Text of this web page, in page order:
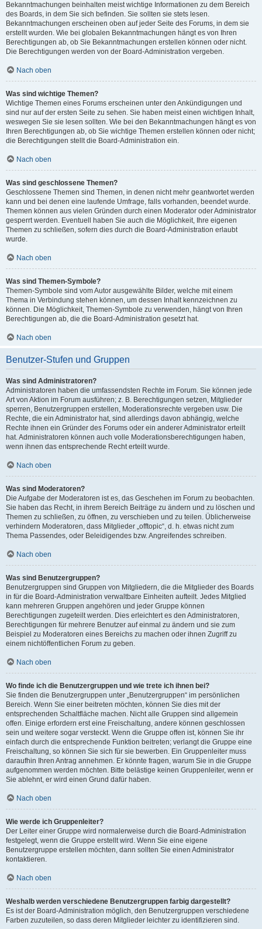
Bekanntmachungen beinhalten meist wichtige Informationen zu dem Bereich
des Boards, in dem Sie sich befinden. Sie sollten sie stets lesen.
Bekanntmachungen erscheinen oben auf jeder Seite des Forums, in dem sie
erstellt wurden. Wie bei globalen Bekanntmachungen hängt es von Ihren
Berechtigungen ab, ob Sie Bekanntmachungen erstellen können oder nicht.
Die Berechtigungen werden von der Board-Administration vergeben.
Nach oben
Was sind wichtige Themen?
Wichtige Themen eines Forums erscheinen unter den Ankündigungen und
sind nur auf der ersten Seite zu sehen. Sie haben meist einen wichtigen Inhalt,
weswegen Sie sie lesen sollten. Wie bei den Bekanntmachungen hängt es von
Ihren Berechtigungen ab, ob Sie wichtige Themen erstellen können oder nicht;
die Berechtigungen stellt die Board-Administration ein.
Nach oben
Was sind geschlossene Themen?
Geschlossene Themen sind Themen, in denen nicht mehr geantwortet werden
kann und bei denen eine laufende Umfrage, falls vorhanden, beendet wurde.
Themen können aus vielen Gründen durch einen Moderator oder Administrator
gesperrt werden. Eventuell haben Sie auch die Möglichkeit, Ihre eigenen
Themen zu schließen, sofern dies durch die Board-Administration erlaubt
wurde.
Nach oben
Was sind Themen-Symbole?
Themen-Symbole sind vom Autor ausgewählte Bilder, welche mit einem
Thema in Verbindung stehen können, um dessen Inhalt kennzeichnen zu
können. Die Möglichkeit, Themen-Symbole zu verwenden, hängt von Ihren
Berechtigungen ab, die die Board-Administration gesetzt hat.
Nach oben
Benutzer-Stufen und Gruppen
Was sind Administratoren?
Administratoren haben die umfassendsten Rechte im Forum. Sie können jede
Art von Aktion im Forum ausführen; z. B. Berechtigungen setzen, Mitglieder
sperren, Benutzergruppen erstellen, Moderationsrechte vergeben usw. Die
Rechte, die ein Administrator hat, sind allerdings davon abhängig, welche
Rechte ihnen ein Gründer des Forums oder ein anderer Administrator erteilt
hat. Administratoren können auch volle Moderationsberechtigungen haben,
wenn ihnen das entsprechende Recht erteilt wurde.
Nach oben
Was sind Moderatoren?
Die Aufgabe der Moderatoren ist es, das Geschehen im Forum zu beobachten.
Sie haben das Recht, in ihrem Bereich Beiträge zu ändern und zu löschen und
Themen zu schließen, zu öffnen, zu verschieben und zu teilen. Üblicherweise
verhindern Moderatoren, dass Mitglieder „offtopic“, d. h. etwas nicht zum
Thema Passendes, oder Beleidigendes bzw. Angreifendes schreiben.
Nach oben
Was sind Benutzergruppen?
Benutzergruppen sind Gruppen von Mitgliedern, die die Mitglieder des Boards
in für die Board-Administration verwaltbare Einheiten aufteilt. Jedes Mitglied
kann mehreren Gruppen angehören und jeder Gruppe können
Berechtigungen zugeteilt werden. Dies erleichtert es den Administratoren,
Berechtigungen für mehrere Benutzer auf einmal zu ändern und sie zum
Beispiel zu Moderatoren eines Bereichs zu machen oder ihnen Zugriff zu
einem nichtöffentlichen Forum zu geben.
Nach oben
Wo finde ich die Benutzergruppen und wie trete ich ihnen bei?
Sie finden die Benutzergruppen unter „Benutzergruppen“ im persönlichen
Bereich. Wenn Sie einer beitreten möchten, können Sie dies mit der
entsprechenden Schaltfläche machen. Nicht alle Gruppen sind allgemein
offen. Einige erfordern erst eine Freischaltung, andere können geschlossen
sein und weitere sogar versteckt. Wenn die Gruppe offen ist, können Sie ihr
einfach durch die entsprechende Funktion beitreten; verlangt die Gruppe eine
Freischaltung, so können Sie sich für sie bewerben. Ein Gruppenleiter muss
daraufhin Ihren Antrag annehmen. Er könnte fragen, warum Sie in die Gruppe
aufgenommen werden möchten. Bitte belästige keinen Gruppenleiter, wenn er
Sie ablehnt, er wird einen Grund dafür haben.
Nach oben
Wie werde ich Gruppenleiter?
Der Leiter einer Gruppe wird normalerweise durch die Board-Administration
festgelegt, wenn die Gruppe erstellt wird. Wenn Sie eine eigene
Benutzergruppe erstellen möchten, dann sollten Sie einen Administrator
kontaktieren.
Nach oben
Weshalb werden verschiedene Benutzergruppen farbig dargestellt?
Es ist der Board-Administration möglich, den Benutzergruppen verschiedene
Farben zuzuteilen, so dass deren Mitglieder leichter zu identifizieren sind.